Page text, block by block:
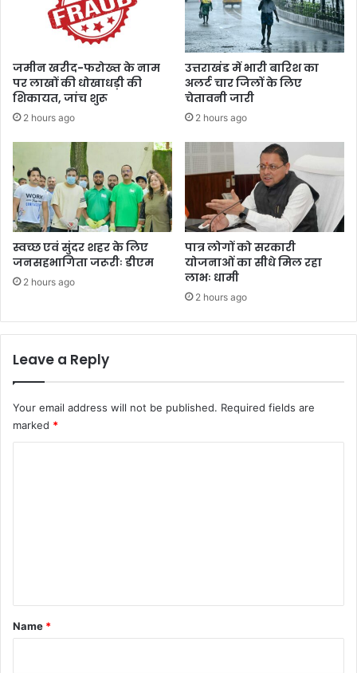
ल
य
लो
का
ण
कि
या
जमीन खरीद-फरोख्त के नाम
पर लाखों की धोखाधड़ी की
शिकायत, जांच शुरू
2 hours ago
उत्तराखंड में भारी बारिश का
अलर्ट चार जिलों के लिए
चेतावनी जारी
2 hours ago
स्वच्छ एवं सुंदर शहर के लिए
जनसहभागिता जरूरीः डीएम
2 hours ago
पात्र लोगों को सरकारी
योजनाओं का सीधे मिल रहा
लाभः धामी
2 hours ago
Leave a Reply
Your email address will not be published. Required fields are
marked *
*
Name *